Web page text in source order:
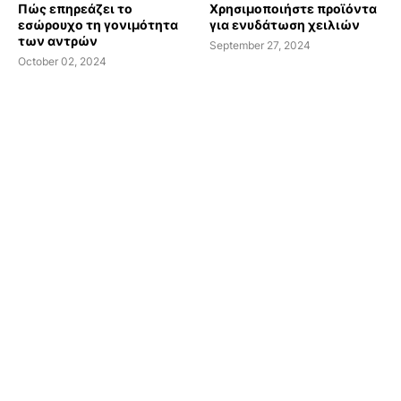
Πώς επηρεάζει το
εσώρουχο τη γονιμότητα
των αντρών
October 02, 2024
Χρησιμοποιήστε προϊόντα
για ενυδάτωση χειλιών
September 27, 2024